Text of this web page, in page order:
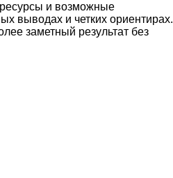
ресурсы и возможные
выводах и четких ориентирах.
заметный результат без